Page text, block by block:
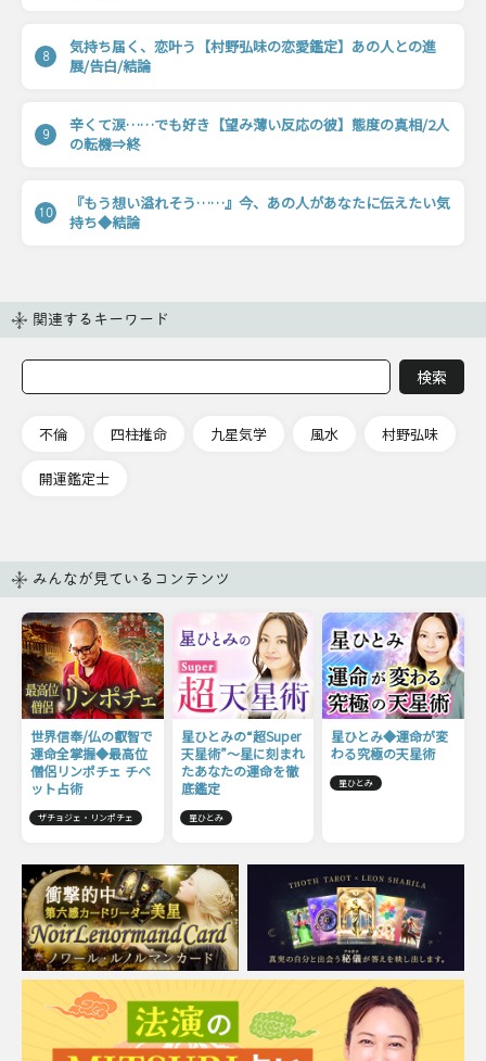
8
気持ち届く、恋叶う【村野弘味の恋愛鑑定】あの人との進
展/告白/結論
9
辛くて涙……でも好き【望み薄い反応の彼】態度の真相/2人
の転機⇒終
10
『もう想い溢れそう……』今、あの人があなたに伝えたい気
持ち◆結論
関連するキーワード
不倫 四柱推命 九星気学 風水 村野弘味
開運鑑定士
みんなが見ているコンテンツ
世界信奉/仏の叡智で
運命全掌握◆最高位
僧侶リンポチェ チベ
ット占術
ザチョジェ・リンポチェ
星ひとみの“超Super
天星術”〜星に刻まれ
たあなたの運命を徹
底鑑定
星ひとみ
星ひとみ◆運命が変
わる究極の天星術
星ひとみ